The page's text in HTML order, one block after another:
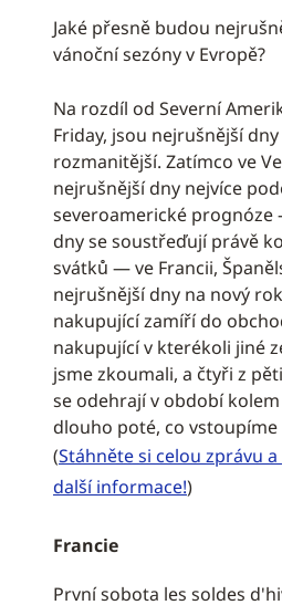
Jaké přesně budou
vánoční sezóny v Evropě?
Na rozdíl od Severní
Friday, jsou nejrušnější
rozmanitější. Zatímco ve
nejrušnější dny nejvíce
severoamerické
dny se soustřeďují právě
svátků — ve Francii,
nejrušnější dny na nový
nakupující zamíří do
nakupující v kterékoli jiné
jsme zkoumali, a čtyři z
se odehrají v období
dlouho poté, co vstoupíme
(Stáhněte si celou zprávu
další informace!)
Francie
První sobota les soldes